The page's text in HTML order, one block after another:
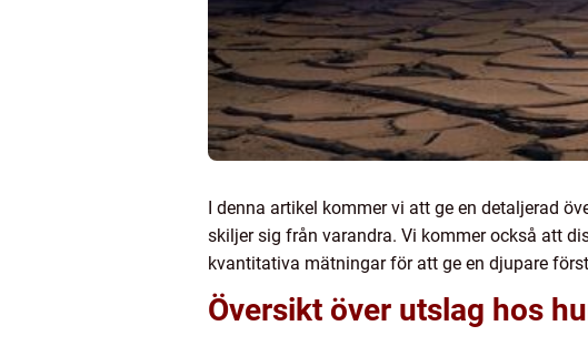
I denna artikel kommer vi att ge en detaljerad
skiljer sig från varandra. Vi kommer också att
kvantitativa mätningar för att ge en djupare
Översikt över utslag hos